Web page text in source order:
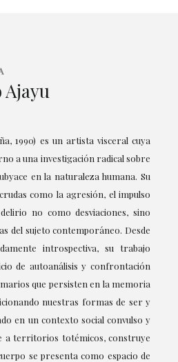
Ajayu
1990) es un artista visceral cuya
a una investigación radical sobre
en la naturaleza humana. Su
como la agresión, el impulso
no como desviaciones, sino
del sujeto contemporáneo. Desde
introspectiva, su trabajo
de autoanálisis y confrontación
que persisten en la memoria
nuestras formas de ser y
en un contexto social convulso y
a territorios totémicos, construye
se presenta como espacio de